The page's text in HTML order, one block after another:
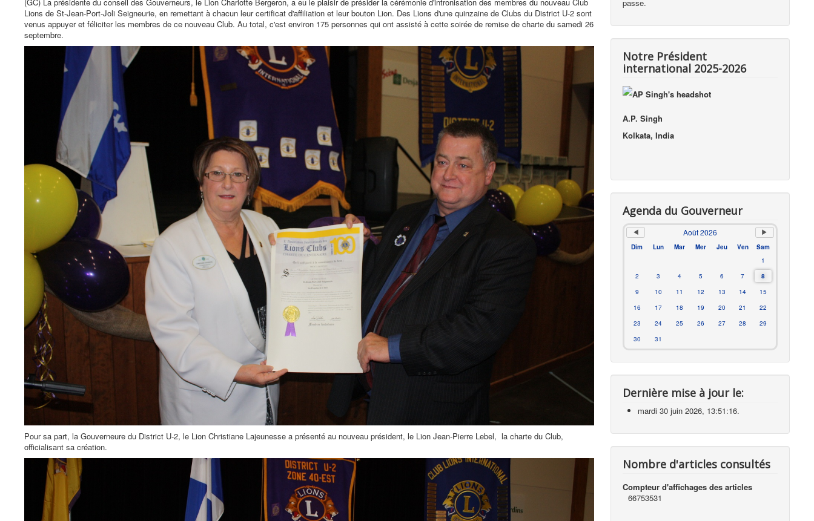
Lions de St-Jean-Port-Joli Seigneurie, en remettant à chacun leur certificat d'affiliation et leur bouton Lion. Des Lions d'une quinzaine de Clubs du District U-2 sont
venus appuyer et féliciter les membres de ce nouveau Club. Au total, c'est environ 175 personnes qui ont assisté à cette soirée de remise de charte du samedi 26
septembre.
Pour sa part, la Gouverneure du District U-2, le Lion Christiane Lajeunesse a présenté au nouveau président, le Lion Jean-Pierre Lebel, la charte du Club,
officialisant sa création.
passe.
Notre Président
international 2025-2026
A.P. Singh
Kolkata, India
Agenda du Gouverneur
Août 2026
Dim Lun Mar Mer Jeu Ven
Sam
1
2
3 4 5 6 7
8
9
10 11 12 13 14
15
16
17 18 19 20 21
22
23
24 25 26 27 28
29
30
31
Dernière mise à jour le:
mardi 30 juin 2026, 13:51:16.
Nombre d'articles consultés
Compteur d'affichages des articles
66753531